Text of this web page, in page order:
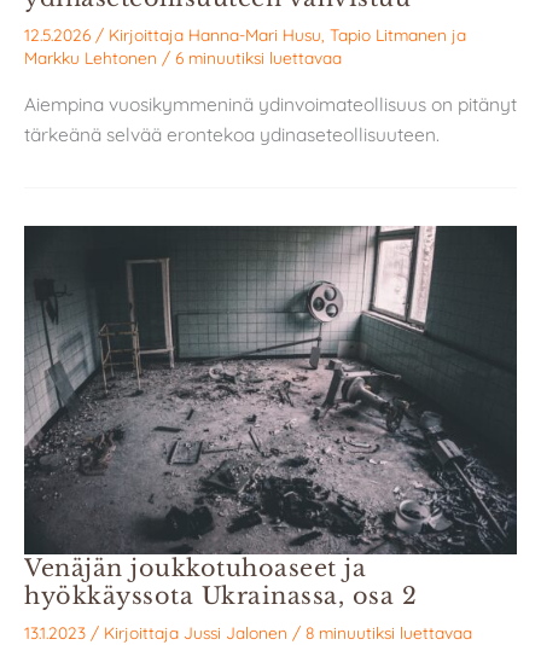
12.5.2026 / Kirjoittaja Hanna-Mari Husu, Tapio Litmanen ja
Markku Lehtonen / 6 minuutiksi luettavaa
Aiempina vuosikymmeninä ydinvoimateollisuus on pitänyt
tärkeänä selvää erontekoa ydinaseteollisuuteen.
Venäjän joukkotuhoaseet ja
hyökkäyssota Ukrainassa, osa 2
13.1.2023 / Kirjoittaja Jussi Jalonen / 8 minuutiksi luettavaa